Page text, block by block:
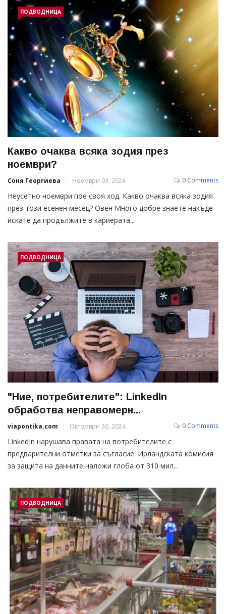
ПОДВОДНИЦА
Какво очаква всяка зодия през
ноември?
Соня Георгиева Ноември 03, 2024 0 Comments
Неусетно ноември пое своя ход. Какво очаква всяка зодия
през този есенен месец? Овен Много добре знаете накъде
искате да продължите в кариерата...
ПОДВОДНИЦА
"Ние, потребителите": LinkedIn
обработва неправомерн...
viapontika.com Октомври 30, 2024 0 Comments
LinkedIn нарушава правата на потребителите с
предварителни отметки за съгласие. Ирландската комисия
за защита на данните наложи глоба от 310 мил...
ПОДВОДНИЦА